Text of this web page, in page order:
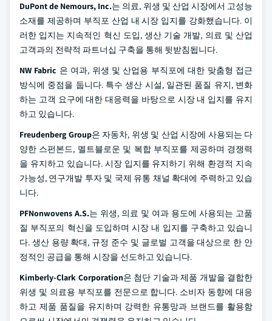
DuPont de Nemours, Inc.는 의료, 위생 및 산업 시장에서 고성능
소재를 제공하며 부직포 산업 내 시장 입지를 강화했습니다. 이
러한 입지는 지속적인 혁신 도입, 생산 기술 개발, 의료 및 산업
고객과의 전략적 파트너십 구축을 통해 뒷받침됩니다.
NW Fabric 은 여과, 위생 및 산업용 부직포에 대한 맞춤형 접근
방식에 중점을 둡니다. 특수 생산 시설, 일관된 품질 유지, 변화
하는 고객 요구에 대한 대응력을 바탕으로 시장 내 입지를 유지
하고 있습니다.
Freudenberg Group은 자동차, 위생 및 산업 시장에 사용되는 다
양한 스펀본드, 멜트블로운 및 복합 부직포를 제공하며 경쟁력
을 유지하고 있습니다. 시장 입지를 유지하기 위해 환경적 지속
가능성, 연구개발 투자 및 국제 유통 채널 확대에 주력하고 있습
니다.
PFNonwovens A.S.는 위생, 의료 및 여과 용도에 사용되는 고품
질 부직포의 혁신을 도입하며 시장 내 입지를 구축하고 있습니
다. 생산 용량 확대, 규정 준수 및 글로벌 고객을 대상으로 한 안
정적인 공급을 통해 시장을 선도하고 있습니다.
Kimberly-Clark Corporation은 첨단 기술과 제품 개발을 결합한
위생 및 의료용 부직포를 전문으로 합니다. 소비자 동향에 대응
하고 제품 품질을 유지하며 강력한 유통망과 브랜드를 활용함